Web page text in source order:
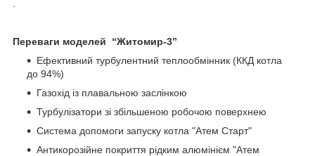
Переваги моделей “Житомир-3”
Ефективний турбулентний теплообмінник (ККД котла
до 94%)
Газохід із плавальною заслінкою
Турбулізатори зі збільшеною робочою поверхнею
Система допомоги запуску котла "Атем Старт"
Антикорозійне покриття рідким алюмінієм "Атем